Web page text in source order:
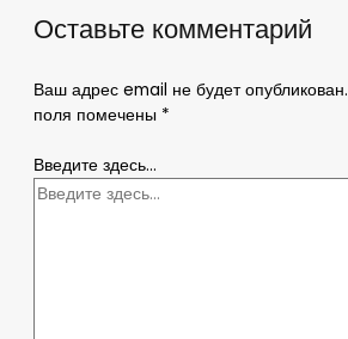
Оставьте комментарий
Ваш адрес email не будет опубликован.
поля помечены *
Введите здесь...